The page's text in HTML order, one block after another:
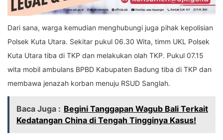
Dari sana, warga kemudian menghubungi juga pihak kepolisian
Polsek Kuta Utara. Sekitar pukul 06.30 Wita, timm UKL Polsek
Kuta Utara tiba di TKP dan melakukan olah TKP. Pukul 07.15
wita mobil ambulans BPBD Kabupaten Badung tiba di TKP dan
membawa jenazah korban menuju RSUD Sanglah.
Baca Juga : Begini Tanggapan Wagub Bali Terkait
Kedatangan China di Tengah Tingginya Kasus!